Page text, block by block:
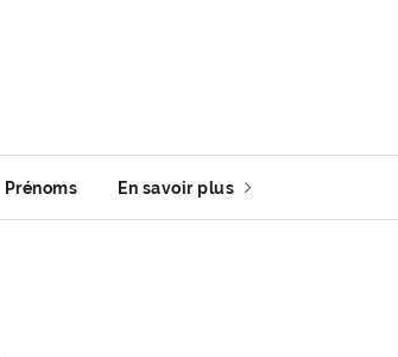
Prénoms En savoir plus